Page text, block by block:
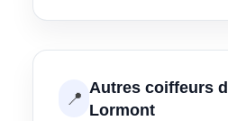
📍 Autres coiffeurs
Lormont